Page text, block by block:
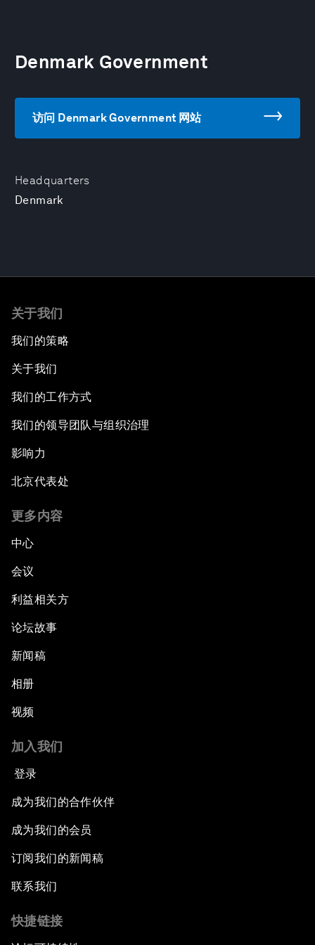
Headquarters
Denmark
Denmark Government
访问 Denmark Government 网站
关于我们
我们的策略
关于我们
我们的工作方式
我们的领导团队与组织治理
影响力
北京代表处
更多内容
中心
会议
利益相关方
论坛故事
新闻稿
相册
视频
加入我们
登录
成为我们的合作伙伴
成为我们的会员
订阅我们的新闻稿
联系我们
快捷链接